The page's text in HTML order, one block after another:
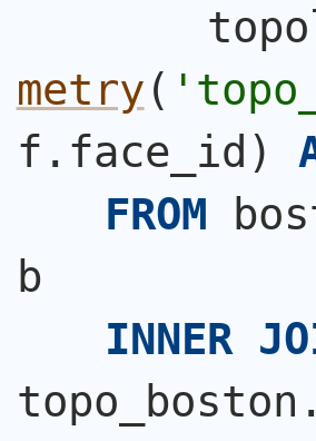
metry (
f.face_id )
FROM
b
INNER